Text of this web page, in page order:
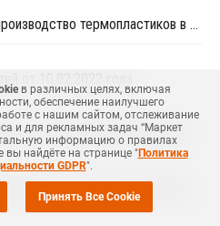
Sabic планирует построить производство термопластиков в Китае
в различных целях, включая
обеспечение наилучшего
с нашим сайтом, отслеживание
и для рекламных задач “Маркет
информацию о правилах
найдёте на странице "Политика
GDPR".
Принять Все Cookie